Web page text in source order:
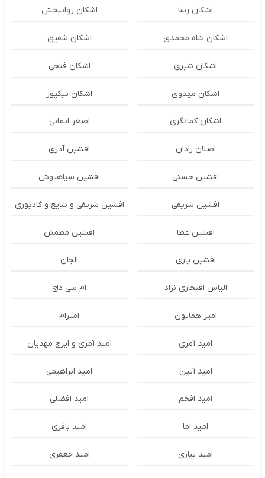
اشکان رسا اشکان روانبخش
اشکان شاه محمدی اشکان شفیق
اشکان شیری اشکان فتحی
اشکان مهدوی اشکان نیکپور
اشکان‌ کمانگری اصغر ایمانی
اصلان رادان افشین آذری
افشین حسنی افشین سیاهپوش
افشین شریفی افشین شریفی و شایع و گادپوری
افشین عطا افشین مطمئن
افشین یاری الجان
الیاس افتخاری نژاد ام سی داج
امير همايون اميرام
امید آمری امید آمری و ایرج مهدیان
امید آیین امید ابراهیمی
امید افخم امید افضلی
امید اما امید باقری
امید بیاری امید جعفری